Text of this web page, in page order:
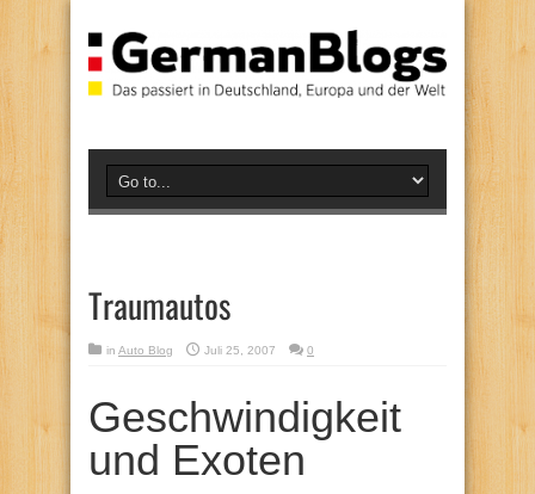
Traumautos
in Auto Blog Juli 25, 2007 0
Geschwindigkeit
und Exoten